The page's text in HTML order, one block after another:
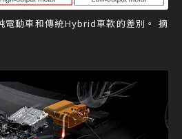
電動車和傳統Hybrid車款的差別。 摘